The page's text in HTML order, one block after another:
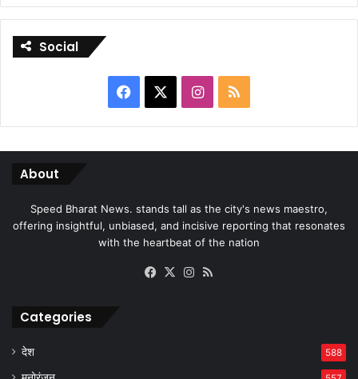
Social
Facebook Instagram
RSS
About
Speed Bharat News. stands tall as the city's news maestro,
offering insightful, unbiased, and incisive reporting that resonates
with the heartbeat of the nation
Facebook
X Instagram
Categories
देश 588